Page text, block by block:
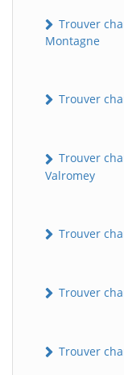
Trouver
Montagne
Trouver
Trouver
Valromey
Trouver
Trouver
Trouver